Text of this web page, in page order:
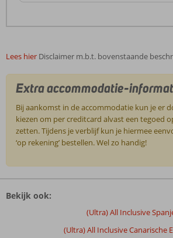
Lees hier Disclaimer m.b.t. bovenstaande
Extra accommodatie-
Bij aankomst in de accommodatie kun je er
kiezen om per creditcard alvast een tegoed
zetten. Tijdens je verblijf kun je hiermee
‘op rekening’ bestellen. Wel zo handig!
zijn
Bekijk ook:
(Ultra) All Inclusive
(Ultra) All Inclusive Canarische